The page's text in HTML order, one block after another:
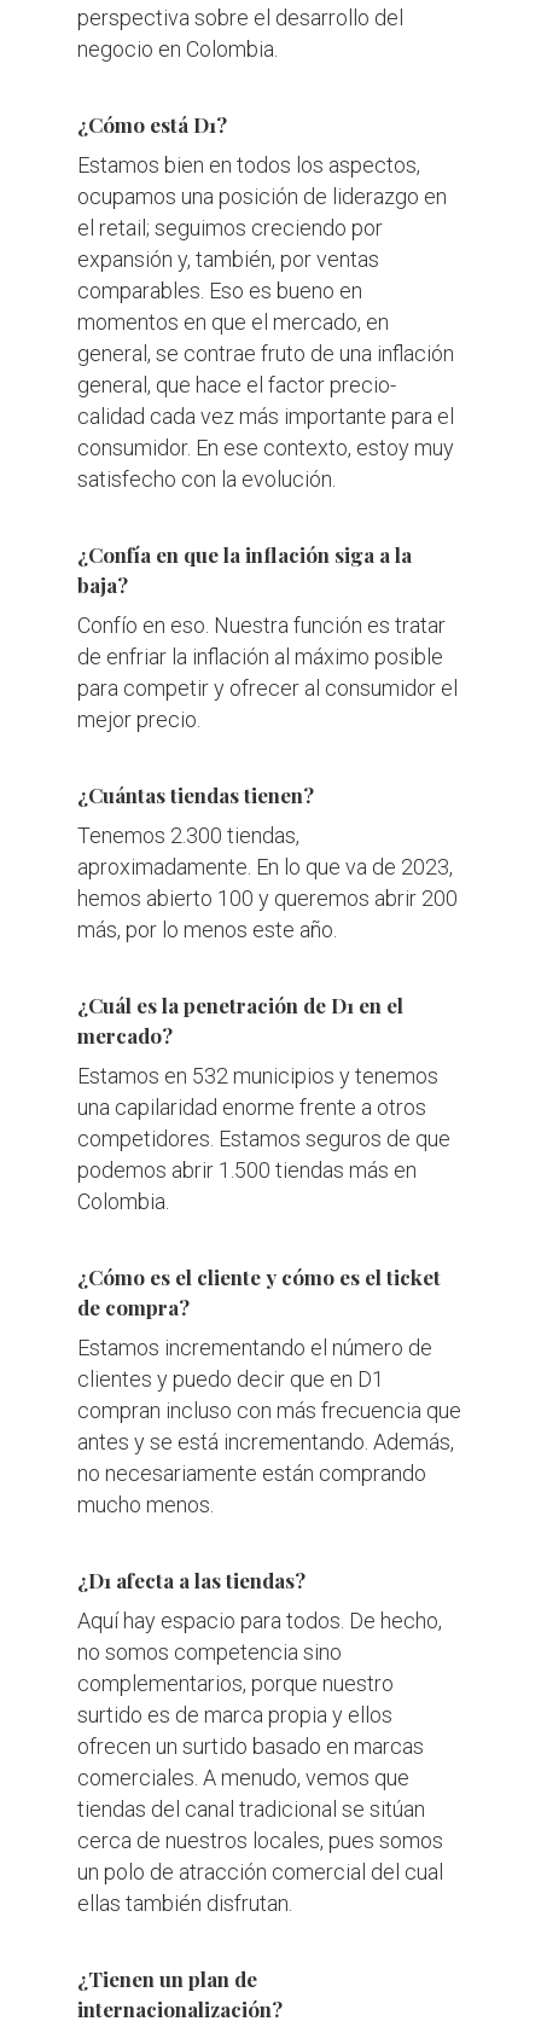
perspectiva sobre el desarrollo del
negocio en Colombia.
¿Cómo está D1?
​Estamos bien en todos los aspectos,
ocupamos una posición de liderazgo en
el retail; seguimos creciendo por
expansión y, también, por ventas
comparables. Eso es bueno en
momentos en que el mercado, en
general, se contrae fruto de una inflación
general, que hace el factor precio-
calidad cada vez más importante para el
consumidor. En ese contexto, estoy muy
satisfecho con la evolución.
¿Confía en que la inflación siga a la
baja?
​Confío en eso. Nuestra función es tratar
de enfriar la inflación al máximo posible
para competir y ofrecer al consumidor el
mejor precio.
¿Cuántas tiendas tienen?
​Tenemos 2.300 tiendas,
aproximadamente. En lo que va de 2023,
hemos abierto 100 y queremos abrir 200
más, por lo menos este año.
¿Cuál es la penetración de D1 en el
mercado?
Estamos en 532 municipios y tenemos
una capilaridad enorme frente a otros
competidores. Estamos seguros de que
podemos abrir 1.500 tiendas más en
Colombia.
¿Cómo es el cliente y cómo es el ticket
de compra?
​Estamos incrementando el número de
clientes y puedo decir que en D1
compran incluso con más frecuencia que
antes y se está incrementando. Además,
no necesariamente están comprando
mucho menos.
¿D1 afecta a las tiendas?
​Aquí hay espacio para todos. De hecho,
no somos competencia sino
complementarios, porque nuestro
surtido es de marca propia y ellos
ofrecen un surtido basado en marcas
comerciales. A menudo, vemos que
tiendas del canal tradicional se sitúan
cerca de nuestros locales, pues somos
un polo de atracción comercial del cual
ellas también disfrutan.
¿Tienen un plan de
internacionalización?